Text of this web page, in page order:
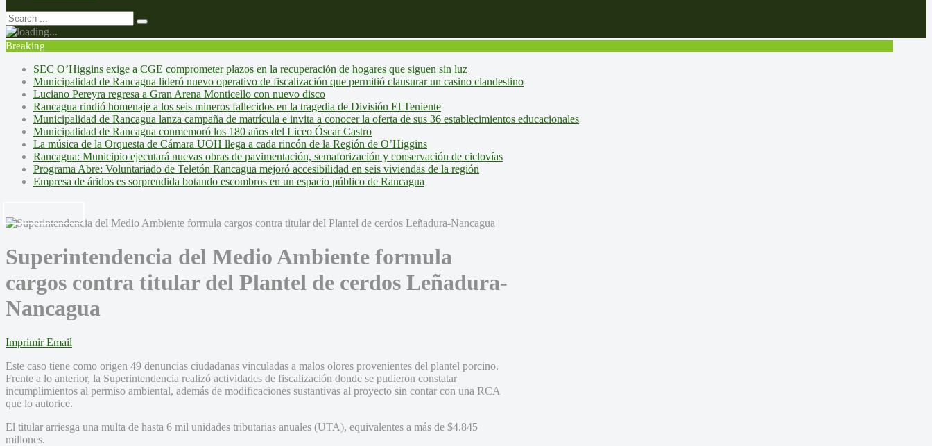
Breaking
SEC O’Higgins exige a CGE comprometer plazos en la recuperación de hogares que siguen sin luz
Municipalidad de Rancagua lideró nuevo operativo de fiscalización que permitió clausurar un casino clandestino
Luciano Pereyra regresa a Gran Arena Monticello con nuevo disco
Rancagua rindió homenaje a los seis mineros fallecidos en la tragedia de División El Teniente
Municipalidad de Rancagua lanza campaña de matrícula e invita a conocer la oferta de sus 36 establecimientos educacionales
Municipalidad de Rancagua conmemoró los 180 años del Liceo Óscar Castro
La música de la Orquesta de Cámara UOH llega a cada rincón de la Región de O’Higgins
Rancagua: Municipio ejecutará nuevas obras de pavimentación, semaforización y conservación de ciclovías
Programa Abre: Voluntariado de Teletón Rancagua mejoró accesibilidad en seis viviendas de la región
Empresa de áridos es sorprendida botando escombros en un espacio público de Rancagua
Superintendencia del Medio Ambiente formula
cargos contra titular del Plantel de cerdos Leñadura-
Nancagua
Imprimir Email
Este caso tiene como origen 49 denuncias ciudadanas vinculadas a malos olores provenientes del plantel porcino.
Frente a lo anterior, la Superintendencia realizó actividades de fiscalización donde se pudieron constatar
incumplimientos al permiso ambiental, además de modificaciones sustantivas al proyecto sin contar con una RCA
que lo autorice.
El titular arriesga una multa de hasta 6 mil unidades tributarias anuales (UTA), equivalentes a más de $4.845
millones.